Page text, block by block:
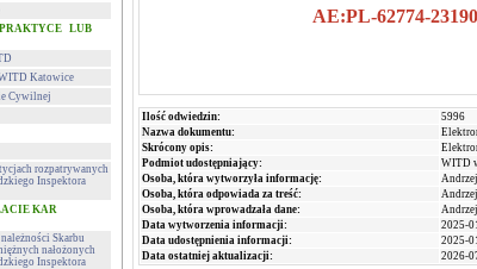
LUB
Katowice
Cywilnej
rozpatrywanych
Inspektora
KAR
Skarbu
nałożonych
Inspektora
AE:PL-62774-
Ilość odwiedzin:
5996
Nazwa dokumentu:
Skrócony opis:
Podmiot udostępniający:
WITD
Osoba, która wytworzyła informację:
Osoba, która odpowiada za treść:
Osoba, która wprowadzała dane:
Data wytworzenia informacji:
2025-
Data udostępnienia informacji:
2025-
Data ostatniej aktualizacji:
2026-